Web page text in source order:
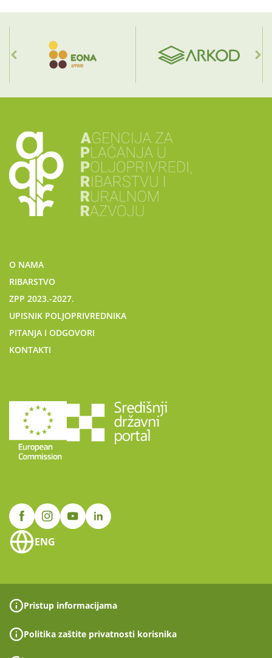
O NAMA
RIBARSTVO
ZPP 2023.-2027.
UPISNIK POLJOPRIVREDNIKA
PITANJA I ODGOVORI
KONTAKTI
ENG
Pristup informacijama
Politika zaštite privatnosti korisnika